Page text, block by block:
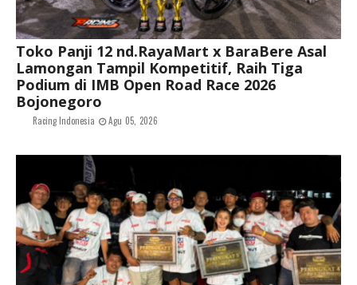
Toko Panji 12 nd.RayaMart x BaraBere Asal
Lamongan Tampil Kompetitif, Raih Tiga
Podium di IMB Open Road Race 2026
Bojonegoro
Racing Indonesia Agu 05, 2026